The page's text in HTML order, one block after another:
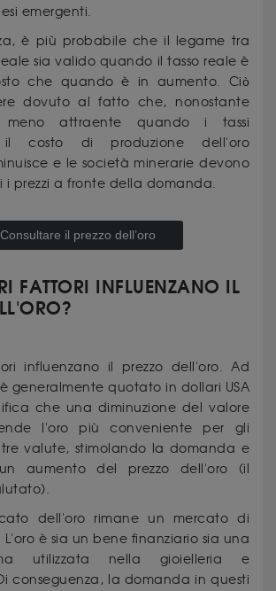
emergenti.
è più probabile che il legame tra
sia valido quando il tasso reale è
che quando è in aumento. Ciò
dovuto al fatto che, nonostante
meno attraente quando i tassi
il costo di produzione dell'oro
e le società minerarie devono
i prezzi a fronte della domanda.
Consultare il prezzo dell’oro
FATTORI INFLUENZANO IL
influenzano il prezzo dell'oro. Ad
generalmente quotato in dollari USA
che una diminuzione del valore
l'oro più conveniente per gli
valute, stimolando la domanda e
aumento del prezzo dell'oro (il
dell'oro rimane un mercato di
è sia un bene finanziario sia una
utilizzata nella gioielleria e
conseguenza, la domanda in questi